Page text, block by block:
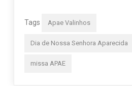
Tags Apae Valinhos
Dia de Nossa Senhora Aparecida
missa APAE